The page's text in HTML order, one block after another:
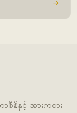
စီနိုနှင့် အားကစား